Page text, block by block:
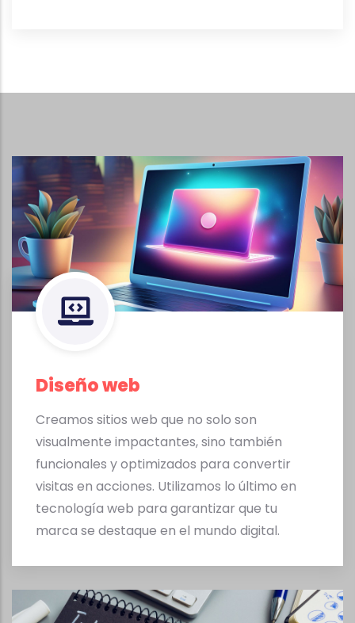
Diseño web
Creamos sitios web que no solo son
visualmente impactantes, sino también
funcionales y optimizados para convertir
visitas en acciones. Utilizamos lo último en
tecnología web para garantizar que tu
marca se destaque en el mundo digital.